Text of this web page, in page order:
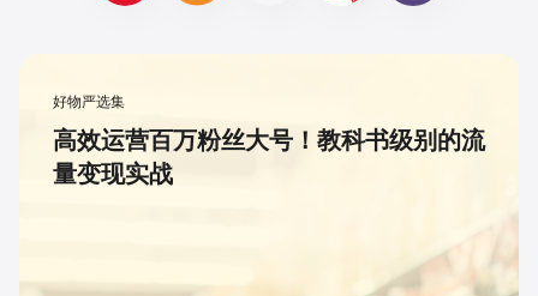
好物严选集
高效运营百万粉丝大号！教科书级别的流
量变现实战